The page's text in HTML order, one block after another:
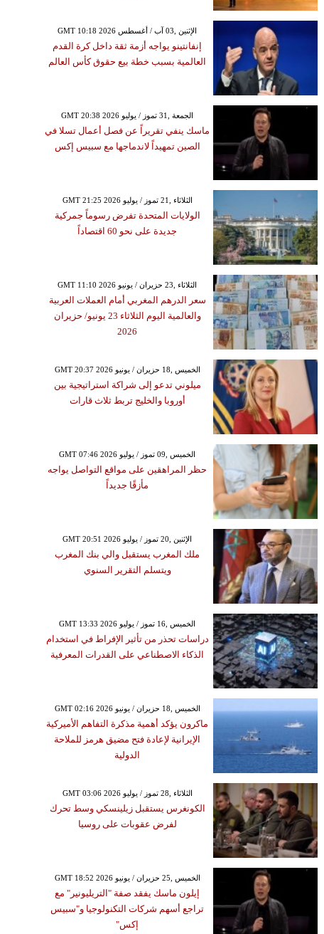
GMT 10:18 2026 الإثنين ,03 آب / أغسطس
إنفانتينو يواجه أزمة ثقة داخل كرة القدم
العالمية بسبب خطة بيع حقوق كأس العالم
GMT 20:38 2026 الجمعة ,31 تموز / يوليو
ماسك ينفي تقريراً عن فصل أعمال تسلا في
الصين تمهيداً لاندماجها مع سبيس إكس
GMT 21:25 2026 الثلاثاء ,21 تموز / يوليو
الولايات المتحدة تفرض رسوماً جمركية
جديدة على نحو 60 اقتصاداً
GMT 11:10 2026 الثلاثاء ,23 حزيران / يونيو
سعر الدرهم المغربي أمام العملات العربية
والعالمية اليوم الثلاثاء 23 يونيو/ حزيران
2026
GMT 20:37 2026 الخميس ,18 حزيران / يونيو
ميلوني تدعو إلى شراكة استراتيجية بين
أوروبا والخليج تربط ثلاث قارات
GMT 07:46 2026 الخميس ,09 تموز / يوليو
حظر المراهقين على مواقع التواصل يواجه
مأزقًا جديداً
GMT 20:51 2026 الإثنين ,20 تموز / يوليو
ملك المغرب يستقبل والي بنك المغرب
ويتسلم التقرير السنوي
GMT 13:33 2026 الخميس ,16 تموز / يوليو
دراسات تحذر من تأثير الإفراط في استخدام
الذكاء الاصطناعي على القدرات المعرفية
GMT 02:16 2026 الخميس ,18 حزيران / يونيو
ماكرون يؤكد أهمية مذكرة التفاهم الأميركية
الإيرانية لإعادة فتح مضيق هرمز للملاحة
الدولية
GMT 03:06 2026 الثلاثاء ,28 تموز / يوليو
الكونغرس يستقبل زيلينسكي وسط تحرك
لفرض عقوبات على روسيا
GMT 18:52 2026 الخميس ,25 حزيران / يونيو
إيلون ماسك يفقد صفة "التريليونير" مع
تراجع أسهم شركات التكنولوجيا و"سبيس
إكس"